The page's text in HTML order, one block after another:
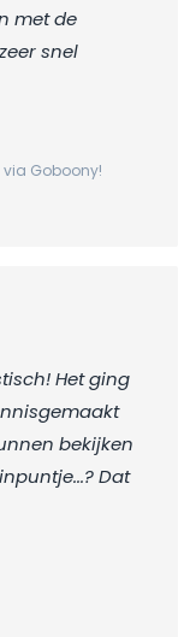
met de
snel
Goboony!
Het ging
bekijken
Dat